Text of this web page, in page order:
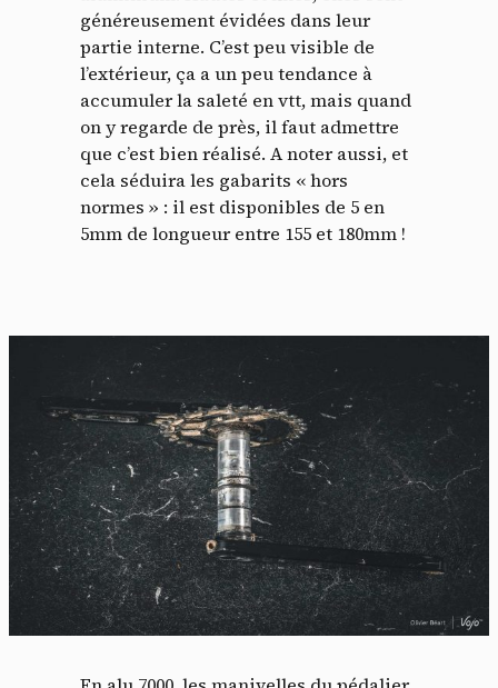
généreusement évidées dans leur
partie interne. C’est peu visible de
l’extérieur, ça a un peu tendance à
accumuler la saleté en vtt, mais quand
on y regarde de près, il faut admettre
que c’est bien réalisé. A noter aussi, et
cela séduira les gabarits « hors
normes » : il est disponibles de 5 en
5mm de longueur entre 155 et 180mm !